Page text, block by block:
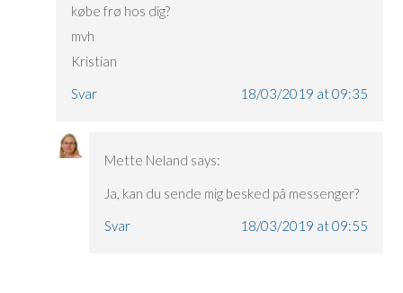
købe frø hos dig?
mvh
Kristian
Svar
18/03/2019 at 09:35
Mette Neland says:
Ja, kan du sende mig besked på messenger?
Svar
18/03/2019 at 09:55